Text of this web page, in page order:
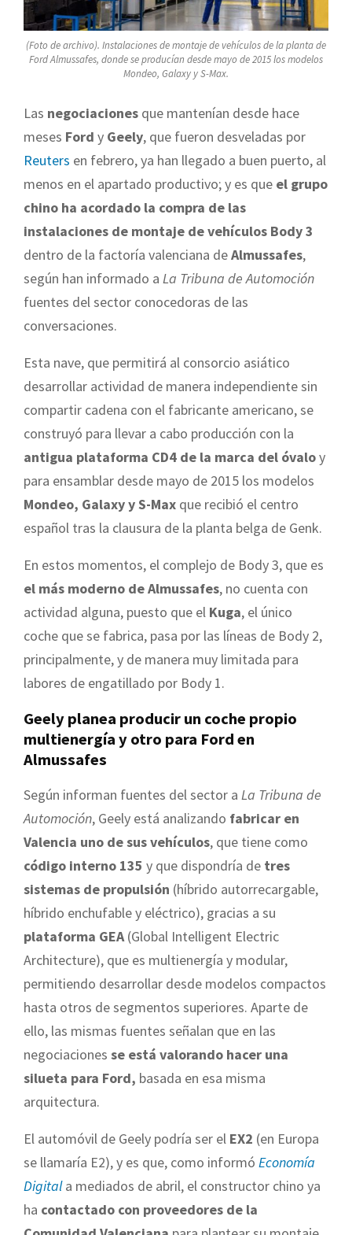
(Foto de archivo). Instalaciones de montaje de vehículos de la planta de
Ford Almussafes, donde se producían desde mayo de 2015 los modelos
Mondeo, Galaxy y S-Max.
Las negociaciones que mantenían desde hace
meses Ford y Geely, que fueron desveladas por
Reuters en febrero, ya han llegado a buen puerto, al
menos en el apartado productivo; y es que el grupo
chino ha acordado la compra de las
instalaciones de montaje de vehículos Body 3
dentro de la factoría valenciana deAlmussafes,
según han informado a La Tribuna de Automoción
fuentes del sector conocedoras de las
conversaciones.
Esta nave, que permitirá al consorcio asiático
desarrollar actividad de manera independiente sin
compartir cadena con el fabricante americano, se
construyó para llevar a cabo producción con la
antigua plataforma CD4 de la marca del óvaloy
para ensamblar desde mayo de 2015 los modelos
Mondeo, Galaxy y S-Max que recibió el centro
español tras la clausura de la planta belga de Genk.
En estos momentos, el complejo de Body 3, que es
el más moderno de Almussafes, no cuenta con
actividad alguna, puesto que el Kuga, el único
coche que se fabrica, pasa por las líneas de Body 2,
principalmente, y de manera muy limitada para
labores de engatillado por Body 1.
Geely planea producir un coche propio
multienergía y otro para Ford en
Almussafes
Según informan fuentes del sector a La Tribuna de
Automoción, Geely está analizando fabricar en
Valencia uno de sus vehículos, que tiene como
código interno 135 y que dispondría de tres
sistemas de propulsión (híbrido autorrecargable,
híbrido enchufable y eléctrico), gracias a su
plataforma GEA(Global Intelligent Electric
Architecture), que es multienergía y modular,
permitiendo desarrollar desde modelos compactos
hasta otros de segmentos superiores. Aparte de
ello, las mismas fuentes señalan que en las
negociaciones se está valorando hacer una
silueta para Ford, basada en esa misma
arquitectura.
El automóvil de Geely podría ser el EX2 (en Europa
se llamaría E2), y es que, como informó Economía
Digitala mediados de abril, el constructor chino ya
ha contactado con proveedores de la